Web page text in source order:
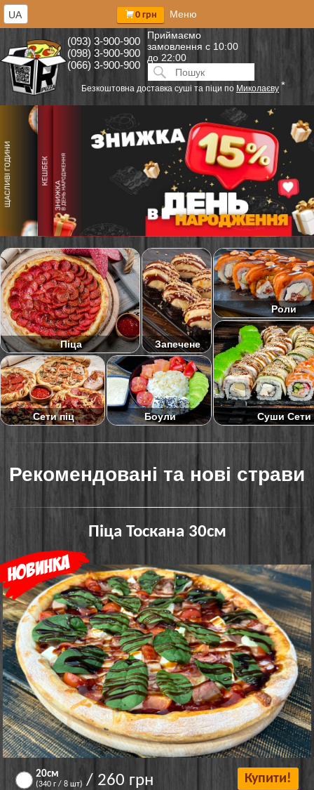
(093) 3-900-900
(098) 3-900-900
(066) 3-900-900
Приймаємо
замовлення с 10:00
до 22:00
Искать:ПОИСК
0 грн Меню
Безкоштовна доставка суші та піци по Миколаєву *
UA
Піца Запечене
Роли
Сети піц Боули Суши Сети
Рекомендовані та нові страви
Піца Тоскана 30см
20см
(340 г / 8 шт) / 260 грн Купити!